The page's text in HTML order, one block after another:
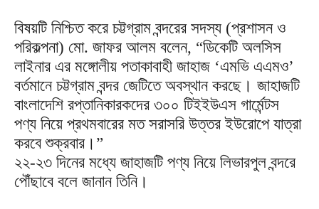
বিষয়টি নিশ্চিত করে চট্টগ্রাম বন্দরের সদস্য (প্রশাসন ও
পরিকল্পনা) মো. জাফর আলম বলেন, “ডিকেটি অলসিস
লাইনার এর মঙ্গোলীয় পতাকাবাহী জাহাজ ‘এমভি এএমও’
বর্তমানে চট্টগ্রাম বন্দর জেটিতে অবস্থান করছে। জাহাজটি
বাংলাদেশি রপ্তানিকারকদের ৩০০ টিইইউএস গার্মেন্টস
পণ্য নিয়ে প্রথমবারের মত সরাসরি উত্তর ইউরোপে যাত্রা
করবে শুক্রবার।”
২২-২৩ দিনের মধ্যে জাহাজটি পণ্য নিয়ে লিভারপুল বন্দরে
পৌঁছাবে বলে জানান তিনি।